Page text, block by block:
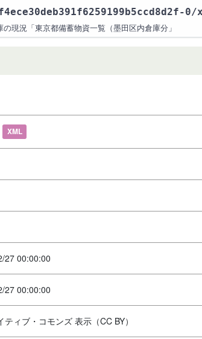
0/
現況「東京都備蓄物資一覧（墨田区内倉庫分」
XML
27 00:00:00
27 00:00:00
ティブ・コモンズ 表示（CC BY）